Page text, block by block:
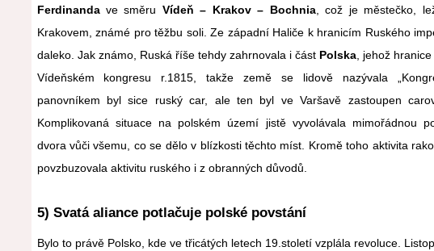
Ferdinandave směru Vídeň – Krakov – Bochnia, což je městečko,
Krakovem, známé pro těžbu soli. Ze západní Haliče k hranicím Ruského
daleko. Jak známo, Ruská říše tehdy zahrnovala i část Polska , jehož
Vídeňském kongresu r.1815, takže země se lidově nazývala
panovníkem byl sice ruský car, ale ten byl ve Varšavě zastoupen
Komplikovaná situace na polském území jistě vyvolávala mimořádnou
dvora vůči všemu, co se dělo v blízkosti těchto míst. Kromě toho aktivita
povzbuzovala aktivitu ruského i z obranných důvodů.
5) Svatá aliance potlačuje polské povstání
Bylo to právě Polsko, kde ve třicátých letech 19.století vzplála revoluce.